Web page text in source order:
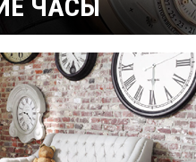
ЧАСЫ
Кварцевые
Спортивные
Скелетоны